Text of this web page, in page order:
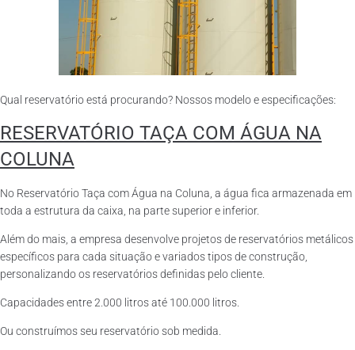
Qual reservatório está procurando? Nossos modelo e especificações:
RESERVATÓRIO TAÇA COM ÁGUA NA
COLUNA
No Reservatório Taça com Água na Coluna, a água fica armazenada em
toda a estrutura da caixa, na parte superior e inferior.
Além do mais, a empresa desenvolve projetos de reservatórios metálicos
específicos para cada situação e variados tipos de construção,
personalizando os reservatórios definidas pelo cliente.
Capacidades entre 2.000 litros até 100.000 litros.
Ou construímos seu reservatório sob medida.